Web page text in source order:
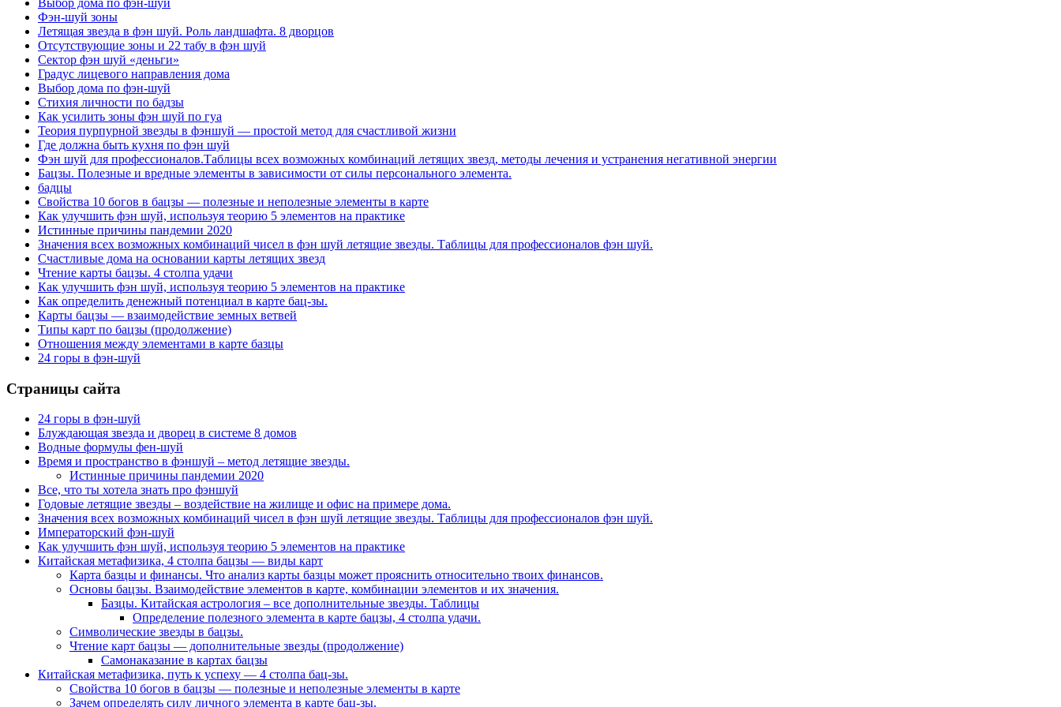
Выбор дома по фэн-шуй
Фэн-шуй зоны
Летящая звезда в фэн шуй. Роль ландшафта. 8 дворцов
Отсутствующие зоны и 22 табу в фэн шуй
Сектор фэн шуй «деньги»
Градус лицевого направления дома
Выбор дома по фэн-шуй
Стихия личности по бадзы
Как усилить зоны фэн шуй по гуа
Теория пурпурной звезды в фэншуй — простой метод для счастливой жизни
Где должна быть кухня по фэн шуй
Фэн шуй для профессионалов.Таблицы всех возможных комбинаций летящих звезд, методы лечения и устранения негативной энергии
Бацзы. Полезные и вредные элементы в зависимости от силы персонального элемента.
бадцы
Свойства 10 богов в бацзы — полезные и неполезные элементы в карте
Как улучшить фэн шуй, используя теорию 5 элементов на практике
Истинные причины пандемии 2020
Значения всех возможных комбинаций чисел в фэн шуй летящие звезды. Таблицы для профессионалов фэн шуй.
Счастливые дома на основании карты летящих звезд
Чтение карты бацзы. 4 столпа удачи
Как улучшить фэн шуй, используя теорию 5 элементов на практике
Как определить денежный потенциал в карте бац-зы.
Карты бацзы — взаимодействие земных ветвей
Типы карт по бацзы (продолжение)
Отношения между элементами в карте базцы
24 горы в фэн-шуй
Страницы сайта
24 горы в фэн-шуй
Блуждающая звезда и дворец в системе 8 домов
Водные формулы фен-шуй
Время и пространство в фэншуй – метод летящие звезды.
Истинные причины пандемии 2020
Все, что ты хотела знать про фэншуй
Годовые летящие звезды – воздействие на жилище и офис на примере дома.
Значения всех возможных комбинаций чисел в фэн шуй летящие звезды. Таблицы для профессионалов фэн шуй.
Императорский фэн-шуй
Как улучшить фэн шуй, используя теорию 5 элементов на практике
Китайская метафизика, 4 столпа бацзы — виды карт
Карта базцы и финансы. Что анализ карты базцы может прояснить относительно твоих финансов.
Основы бацзы. Взаимодействие элементов в карте, комбинации элементов и их значения.
Базцы. Китайская астрология – все дополнительные звезды. Таблицы
Определение полезного элемента в карте бацзы, 4 столпа удачи.
Символические звезды в бацзы.
Чтение карт бацзы — дополнительные звезды (продолжение)
Самонаказание в картах бацзы
Китайская метафизика, путь к успеху — 4 столпа бац-зы.
Свойства 10 богов в бацзы — полезные и неполезные элементы в карте
Зачем определять силу личного элемента в карте бац-зы.